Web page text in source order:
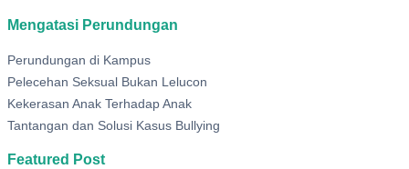
Mengatasi Perundungan
Perundungan di Kampus
Pelecehan Seksual Bukan Lelucon
Kekerasan Anak Terhadap Anak
Tantangan dan Solusi Kasus Bullying
Featured Post